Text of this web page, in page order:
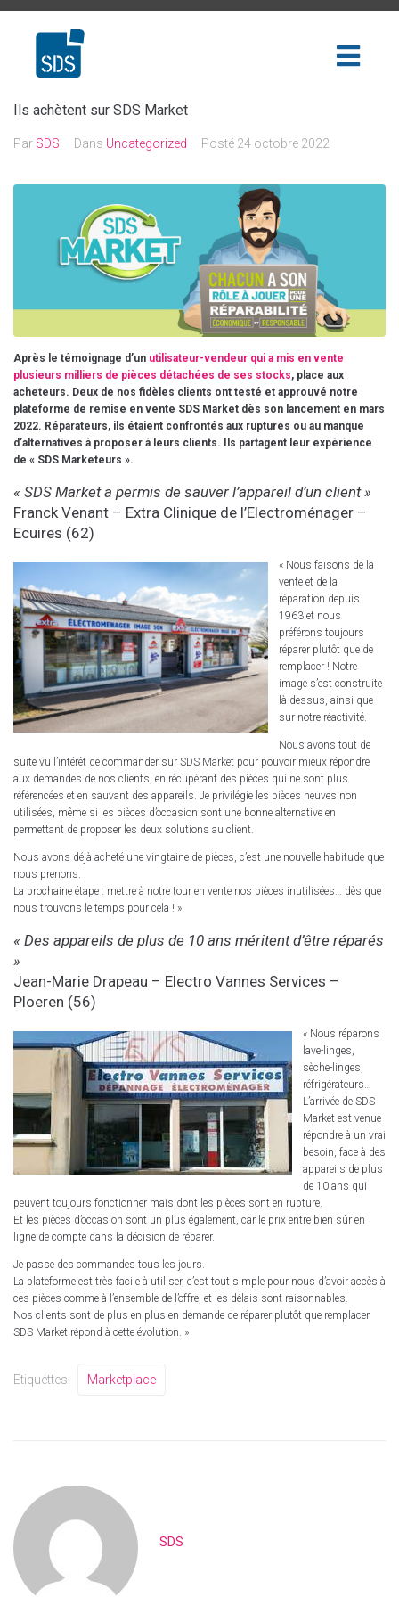
Ils achètent sur SDS Market
Par SDS Dans Uncategorized Posté 24 octobre 2022
Après le témoignage d’un utilisateur-vendeur qui a mis en vente
plusieurs milliers de pièces détachées de ses stocks, place aux
acheteurs. Deux de nos fidèles clients ont testé et approuvé notre
plateforme de remise en vente SDS Market dès son lancement en mars
2022. Réparateurs, ils étaient confrontés aux ruptures ou au manque
d’alternatives à proposer à leurs clients. Ils partagent leur expérience
de « SDS Marketeurs ».
« SDS Market a permis de sauver l’appareil d’un client »
Franck Venant – Extra Clinique de l’Electroménager –
Ecuires (62)
« Nous faisons de la
vente et de la
réparation depuis
1963 et nous
préférons toujours
réparer plutôt que de
remplacer ! Notre
image s’est construite
là-dessus, ainsi que
sur notre réactivité.
Nous avons tout de
suite vu l’intérêt de commander sur SDS Market pour pouvoir mieux répondre
aux demandes de nos clients, en récupérant des pièces qui ne sont plus
référencées et en sauvant des appareils. Je privilégie les pièces neuves non
utilisées, même si les pièces d’occasion sont une bonne alternative en
permettant de proposer les deux solutions au client.
Nous avons déjà acheté une vingtaine de pièces, c’est une nouvelle habitude que
nous prenons.
La prochaine étape : mettre à notre tour en vente nos pièces inutilisées… dès que
nous trouvons le temps pour cela ! »
« Des appareils de plus de 10 ans méritent d’être réparés
»
Jean-Marie Drapeau – Electro Vannes Services –
Ploeren (56)
« Nous réparons
lave-linges,
sèche-linges,
réfrigérateurs…
L’arrivée de SDS
Market est venue
répondre à un vrai
besoin, face à des
appareils de plus
de 10 ans qui
peuvent toujours fonctionner mais dont les pièces sont en rupture.
Et les pièces d’occasion sont un plus également, car le prix entre bien sûr en
ligne de compte dans la décision de réparer.
Je passe des commandes tous les jours.
La plateforme est très facile à utiliser, c’est tout simple pour nous d’avoir accès à
ces pièces comme à l’ensemble de l’offre, et les délais sont raisonnables.
Nos clients sont de plus en plus en demande de réparer plutôt que remplacer.
SDS Market répond à cette évolution. »
Etiquettes: Marketplace
SDS